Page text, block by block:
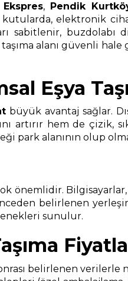
, Pendik
elektronik
sabitlenir, buzdolabı
alanı güvenli hale
Eşya
büyük avantaj sağlar.
artırır hem de çizik,
alanının olup
önemlidir.
belirlenen
sunulur.
belirlenen verilerle